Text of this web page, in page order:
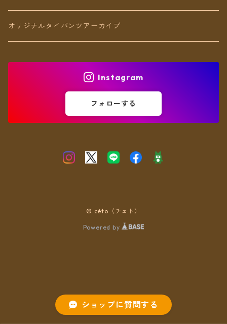
ショップに質問する
アンクレット
オリジナルタイパンツアーカイブ
Instagram
フォローする
© cèto（チェト）
Powered by